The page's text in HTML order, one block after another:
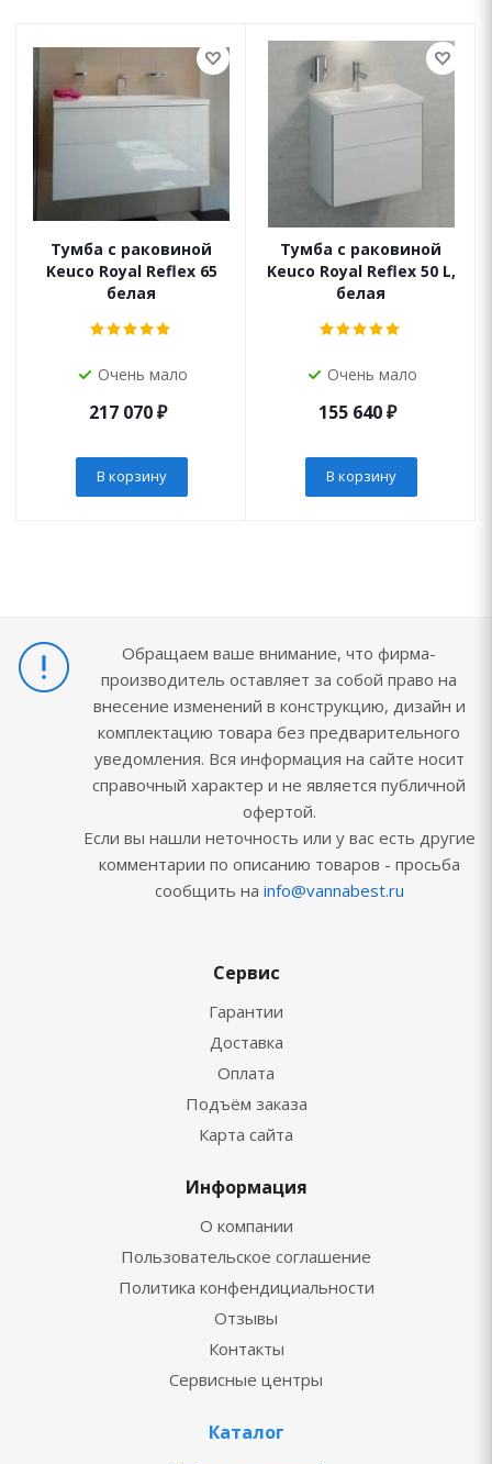
Тумба с раковиной
Keuco Royal Reflex 65
белая
Очень мало
217 070₽
В корзину
Тумба с раковиной
Keuco Royal Reflex 50 L,
белая
Очень мало
155 640₽
В корзину
Обращаем ваше внимание, что фирма-
производитель оставляет за собой право на
внесение изменений в конструкцию, дизайн и
комплектацию товара без предварительного
уведомления. Вся информация на сайте носит
справочный характер и не является публичной
офертой.
Если вы нашли неточность или у вас есть другие
комментарии по описанию товаров - просьба
сообщить на info@vannabest.ru
Сервис
Гарантии
Доставка
Оплата
Подъём заказа
Карта сайта
Информация
О компании
Пользовательское соглашение
Политика конфендициальности
Отзывы
Контакты
Сервисные центры
Каталог